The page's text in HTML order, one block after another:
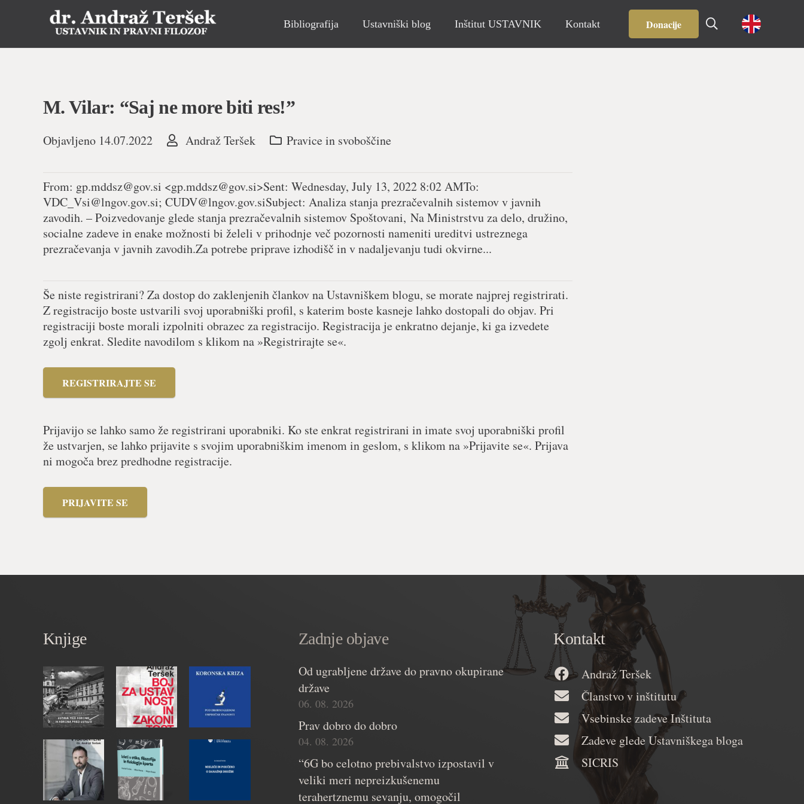
Bibliografija Ustavniški blog Inštitut USTAVNIK Kontakt Donacije
M. Vilar: “Saj ne more biti res!”
Objavljeno 14.07.2022 Andraž Teršek Pravice in svoboščine
From: gp.mddsz@gov.si <gp.mddsz@gov.si>Sent: Wednesday, July 13, 2022 8:02 AMTo:
VDC_Vsi@lngov.gov.si; CUDV@lngov.gov.siSubject: Analiza stanja prezračevalnih sistemov v javnih
zavodih. – Poizvedovanje glede stanja prezračevalnih sistemov Spoštovani, Na Ministrstvu za delo, družino,
socialne zadeve in enake možnosti bi želeli v prihodnje več pozornosti nameniti ureditvi ustreznega
prezračevanja v javnih zavodih.Za potrebe priprave izhodišč in v nadaljevanju tudi okvirne...
Še niste registrirani? Za dostop do zaklenjenih člankov na Ustavniškem blogu, se morate najprej registrirati.
Z registracijo boste ustvarili svoj uporabniški profil, s katerim boste kasneje lahko dostopali do objav. Pri
registraciji boste morali izpolniti obrazec za registracijo. Registracija je enkratno dejanje, ki ga izvedete
zgolj enkrat. Sledite navodilom s klikom na »Registrirajte se«.
REGISTRIRAJTE SE
Prijavijo se lahko samo že registrirani uporabniki. Ko ste enkrat registrirani in imate svoj uporabniški profil
že ustvarjen, se lahko prijavite s svojim uporabniškim imenom in geslom, s klikom na »Prijavite se«. Prijava
ni mogoča brez predhodne registracije.
PRIJAVITE SE
Knjige Zadnje objave
Od ugrabljene države do pravno okupirane
države
06. 08. 2026
Prav dobro do dobro
04. 08. 2026
“6G bo celotno prebivalstvo izpostavil v
veliki meri nepreizkušenemu
terahertznemu sevanju, omogočil
Kontakt
Andraž Teršek
Članstvo v inštitutu
Vsebinske zadeve Inštituta
Zadeve glede Ustavniškega bloga
SICRIS